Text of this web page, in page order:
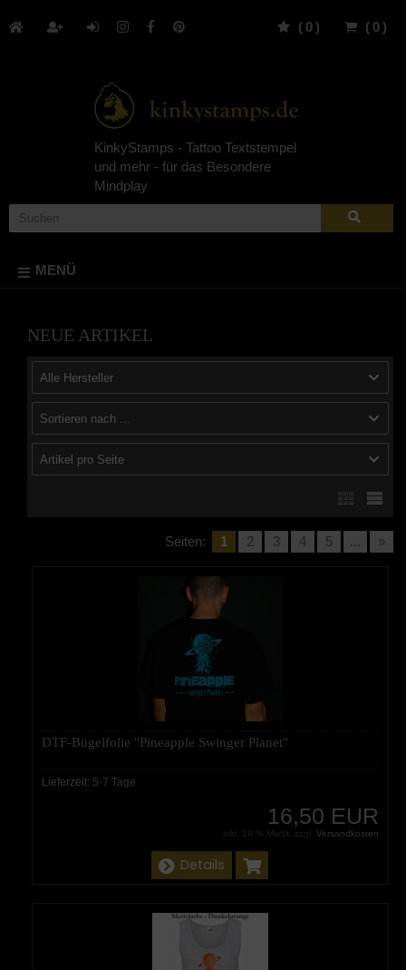
( 0 )
( 0 )
KinkyStamps - Tattoo Textstempel
und mehr - für das Besondere
Mindplay
MENÜ
NEUE ARTIKEL
Alle Hersteller
Sortieren nach ...
Artikel pro Seite
Seiten: 1 2 3 4 5 ... »
DTF-Bügelfolie "Pineapple Swinger Planet"
Lieferzeit: 5-7 Tage
16,50 EUR
inkl. 19 % MwSt. zzgl. Versandkosten
Details